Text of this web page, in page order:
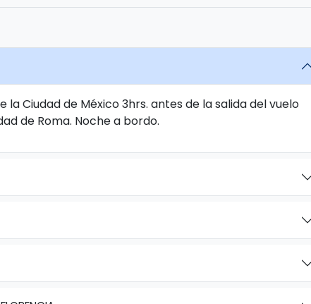
Ciudad de México 3hrs. antes de la salida del vuelo
de Roma. Noche a bordo.